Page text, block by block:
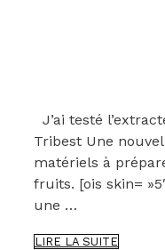
J’ai testé
Tribest Une
matériels à
fruits. [ois skin=
une …
LIRE LA SUITEJ’AI